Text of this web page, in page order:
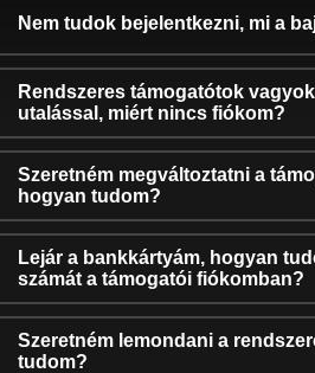
Nem tudok bejelentkezni, mi a
Rendszeres támogatótok
utalással, miért nincs fiókom?
Szeretném megváltoztatni a
hogyan tudom?
Lejár a bankkártyám, hogyan
számát a támogatói fiókomban?
Szeretném lemondani a
tudom?